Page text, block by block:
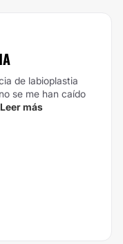
de labioplastia
se me han caído
Leer más